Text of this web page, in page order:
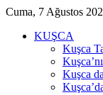
Cuma, 7 Ağustos
KUŞCA
Kuşca
Kuşca